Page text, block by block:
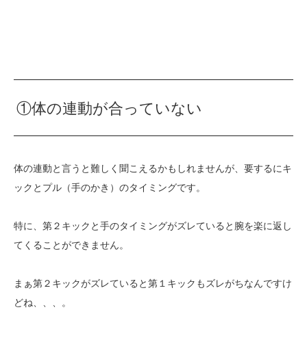
①体の連動が合っていない
体の連動と言うと難しく聞こえるかもしれませんが、要するにキ
ックとプル（手のかき）のタイミングです。
特に、第２キックと手のタイミングがズレていると腕を楽に返し
てくることができません。
まぁ第２キックがズレていると第１キックもズレがちなんですけ
どね、、、。